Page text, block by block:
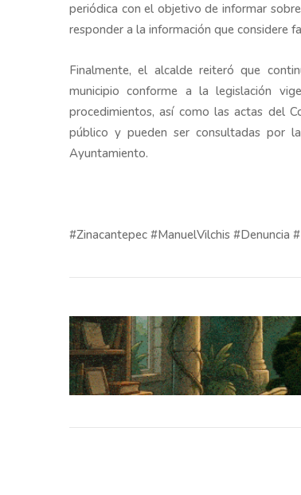
periódica con el objetivo de informar
responder a la información que considere
Finalmente, el alcalde reiteró que
municipio conforme a la legislación
procedimientos, así como las actas del
público y pueden ser consultadas por
Ayuntamiento.
#Zinacantepec #ManuelVilchis #Denuncia